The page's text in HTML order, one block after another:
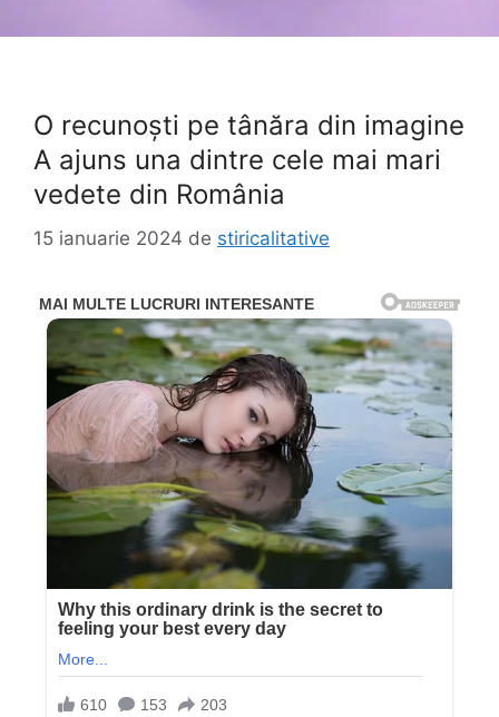
O recunoști pe tânăra din imagine
A ajuns una dintre cele mai mari
vedete din România
15 ianuarie 2024 de stiricalitative